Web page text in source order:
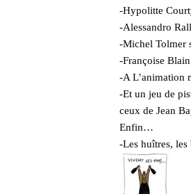
-Hypolitte
-Alessandro
-Michel Tolmer
-Françoise
-A L’animation
-Et un jeu de
ceux de Jean
Enfin…
-Les huîtres,